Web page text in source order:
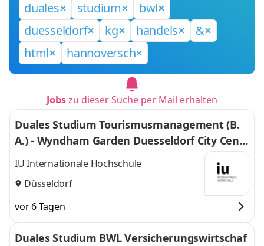
duales studium
bwl
duesseldorf
kg handels
&
html
hannoversch
Jobszu dieser Suche per Mail erhalten
Duales Studium Tourismusmanagement (B.
A.) - Wyndham Garden Duesseldorf City Centr
e Koenigsallee Hotel
IU Internationale Hochschule
Düsseldorf
vor 6 Tagen
Duales Studium BWL Versicherungswirtschaf